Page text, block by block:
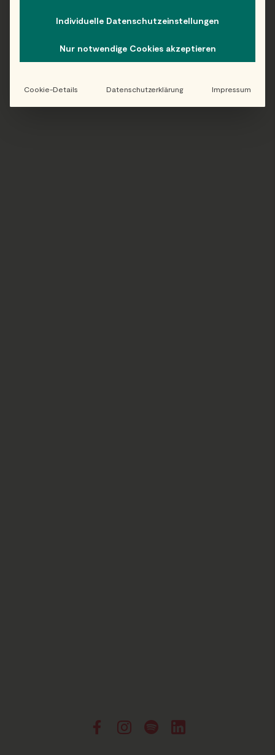
Folge uns auf Instagram!
Individuelle Datenschutzeinstellungen
Nur notwendige Cookies akzeptieren
Cookie-Details Datenschutzerklärung Impressum